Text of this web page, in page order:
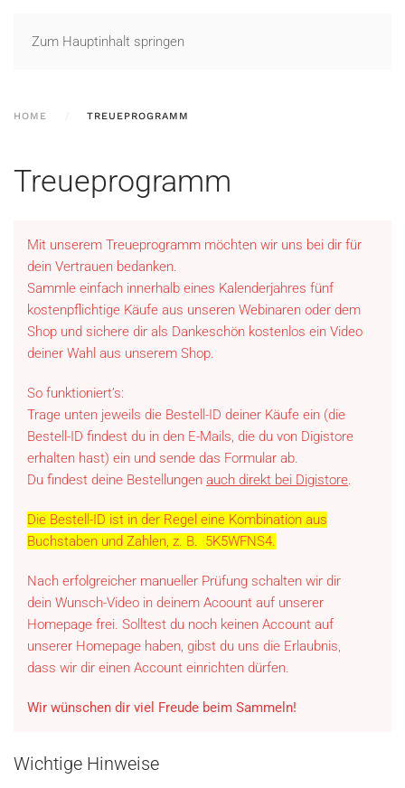
Zum Hauptinhalt springen
HOME TREUEPROGRAMM
Treueprogramm
Mit unserem Treueprogramm möchten wir uns bei dir für
dein Vertrauen bedanken.
Sammle einfach innerhalb eines Kalenderjahres fünf
kostenpflichtige Käufe aus unseren Webinaren oder dem
Shop und sichere dir als Dankeschön kostenlos ein Video
deiner Wahl aus unserem Shop.
So funktioniert’s:
Trage unten jeweils die Bestell-ID deiner Käufe ein (die
Bestell-ID findest du in den E-Mails, die du von Digistore
erhalten hast) ein und sende das Formular ab.
Du findest deine Bestellungen auch direkt bei Digistore.
Die Bestell-ID ist in der Regel eine Kombination aus
Buchstaben und Zahlen, z. B. 5K5WFNS4.
Nach erfolgreicher manueller Prüfung schalten wir dir
dein Wunsch-Video in deinem Acoount auf unserer
Homepage frei. Solltest du noch keinen Account auf
unserer Homepage haben, gibst du uns die Erlaubnis,
dass wir dir einen Account einrichten dürfen.
Wir wünschen dir viel Freude beim Sammeln!
Wichtige Hinweise